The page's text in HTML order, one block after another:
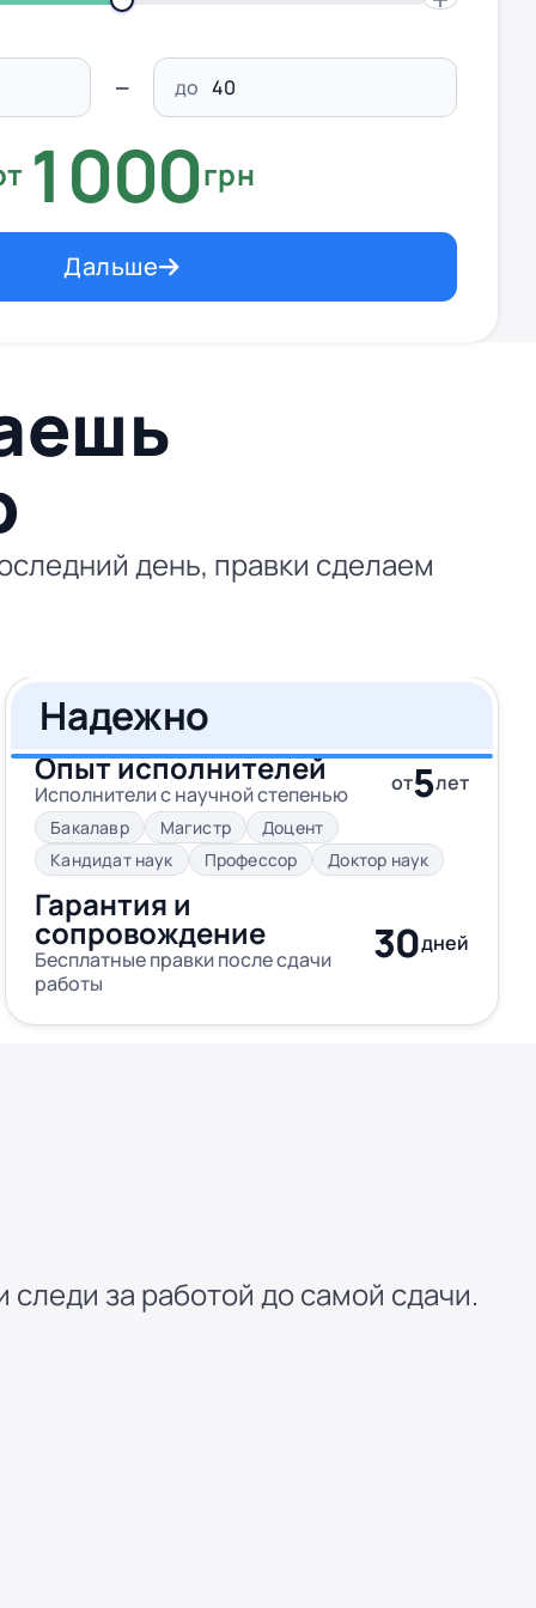
до
1000грн
Дальше
день, правки сделаем
Надежно
Опыт исполнителей
Исполнители с научной степенью от5лет
Бакалавр Магистр
Доцент
Кандидат наук
Профессор Доктор наук
Гарантия и
сопровождение
Бесплатные правки после сдачи
работы
30дней
за работой до самой сдачи.